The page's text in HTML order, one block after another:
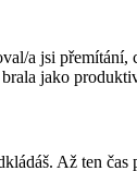
a jsi přemítání,
jako
Až ten čas